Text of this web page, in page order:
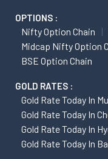
OPTIONS :
Nifty Option Chain
Midcap Nifty Option
BSE Option Chain
GOLD RATES :
Gold Rate Today In
Gold Rate Today In
Gold Rate Today In
Gold Rate Today In